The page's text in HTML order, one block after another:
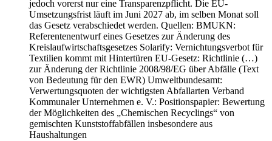
jedoch vorerst nur eine Transparenzpflicht. Die EU-
Umsetzungsfrist läuft im Juni 2027 ab, im selben Monat soll
das Gesetz verabschiedet werden. Quellen: BMUKN:
Referentenentwurf eines Gesetzes zur Änderung des
Kreislaufwirtschaftsgesetzes Solarify: Vernichtungsverbot für
Textilien kommt mit Hintertüren EU-Gesetz: Richtlinie (…)
zur Änderung der Richtlinie 2008/98/EG über Abfälle (Text
von Bedeutung für den EWR) Umweltbundesamt:
Verwertungsquoten der wichtigsten Abfallarten Verband
Kommunaler Unternehmen e. V.: Positionspapier: Bewertung
der Möglichkeiten des „Chemischen Recyclings“ von
gemischten Kunststoffabfällen insbesondere aus
Haushaltungen